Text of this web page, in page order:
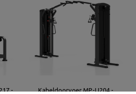
-
Kabeldoorvoer MP-U204 -